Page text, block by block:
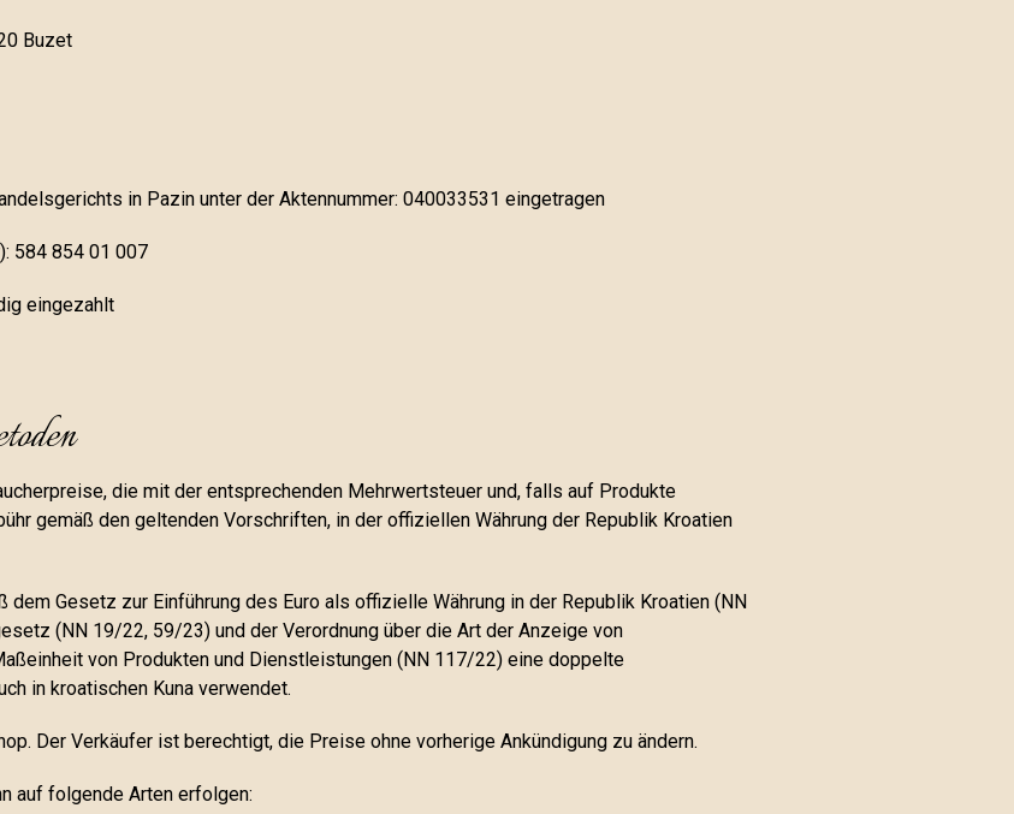
Buzet
in Pazin unter der Aktennummer: 040033531 eingetragen
584 854 01 007
eingezahlt
die mit der entsprechenden Mehrwertsteuer und, falls auf Produkte
gemäß den geltenden Vorschriften, in der offiziellen Währung der Republik Kroatien
Gesetz zur Einführung des Euro als offizielle Währung in der Republik Kroatien (NN
(NN 19/22, 59/23) und der Verordnung über die Art der Anzeige von
von Produkten und Dienstleistungen (NN 117/22) eine doppelte
in kroatischen Kuna verwendet.
Der Verkäufer ist berechtigt, die Preise ohne vorherige Ankündigung zu ändern.
auf folgende Arten erfolgen: